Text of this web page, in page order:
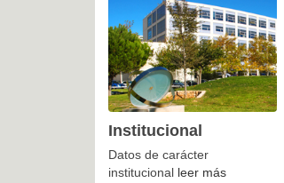
Institucional
Datos de carácter
institucional leer más